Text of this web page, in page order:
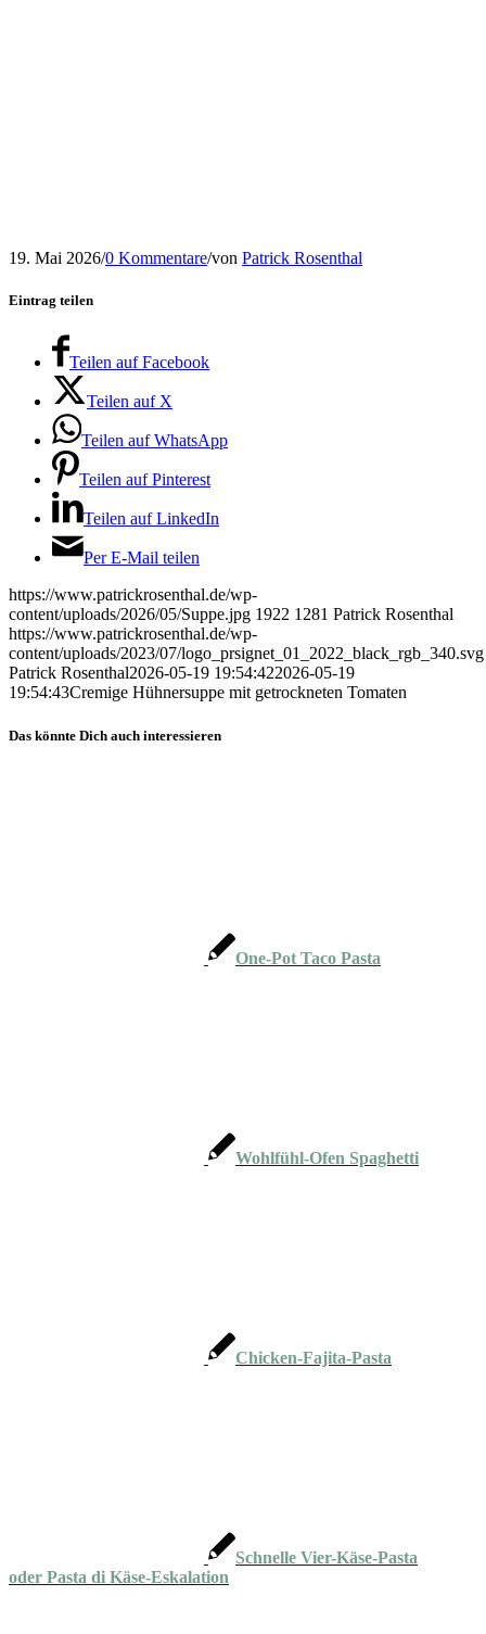
19. Mai 2026/0 Kommentare/von Patrick Rosenthal
Eintrag teilen
Teilen auf Facebook
Teilen auf X
Teilen auf WhatsApp
Teilen auf Pinterest
Teilen auf LinkedIn
Per E-Mail teilen
https://www.patrickrosenthal.de/wp-
content/uploads/2026/05/Suppe.jpg 1922 1281 Patrick Rosenthal
https://www.patrickrosenthal.de/wp-
content/uploads/2023/07/logo_prsignet_01_2022_black_rgb_340.svg
Patrick Rosenthal2026-05-19 19:54:422026-05-19
19:54:43Cremige Hühnersuppe mit getrockneten Tomaten
Das könnte Dich auch interessieren
One-Pot Taco Pasta
Wohlfühl-Ofen Spaghetti
Chicken-Fajita-Pasta
Schnelle Vier-Käse-Pasta
oder Pasta di Käse-Eskalation